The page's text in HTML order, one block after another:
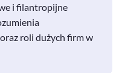
i filantropijne
roli dużych firm w